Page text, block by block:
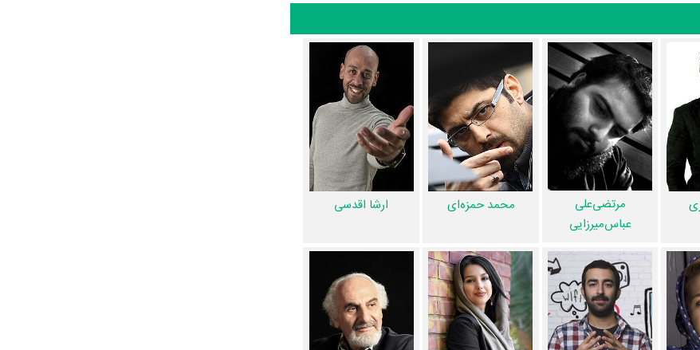
بهتر است بدانید مدیر فیلمبرداری آن
مهدی حسینی‌وندانجام داده است. اگر صدای حوالی پاییز به‌گوشتان نشسته و یا از آن
فرشید احمدی و صداگذار آن یعنیامین شریفی حسین مجد
حوالی پاییز را انجام داده است.مهری شیرازی چهره‌پردازی یا طراحی گریم سریال
سخاوت‌دوستاست.
حوالی پاییز،حمید بخشی‌نژاد محمدجواد حصاریمسئول هنروران سریال حوالی
و هر یک از آنها در
پاییز 14 نفر از میان مردم به نقد و تحلیل خود از حوالی پاییز پرداخته‌اند. در داده‌کاوی و تحلیل ابر کلیدواژه‌ها
عبارت است از: خوب، موضوع، داستان، مصنوعی، بازی، کارگردانی و فیلمنامه.
توسط پژوهشگران و مردم ثبت شده است؛ در بخش گالری عکس و پوستر سریال
12 عدد، در بخش ویدئو و تیزر سریال حوالی پاییز 3 عدد، گردآوری و درج شده است. همچنین تاکنون در بخش‌های حواشی سریال حوالی پاییز،
مرتضی‌علی
عباس‌میرزایی
محمد حمزه‌‌ای ارشا اقدسی